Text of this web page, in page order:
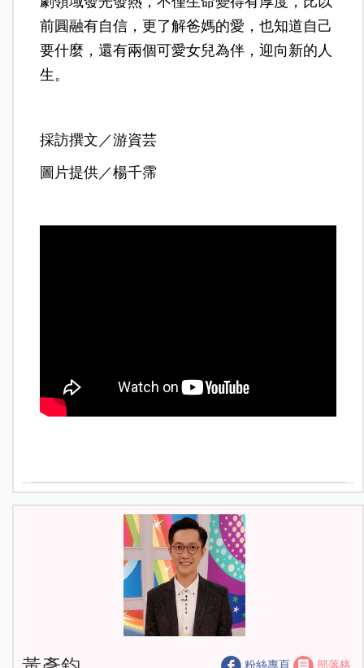
前圓融有自信，更了解爸媽的愛，也知道自己
要什麼，還有兩個可愛女兒為伴，迎向新的人
生。
採訪撰文／游資芸
圖片提供／楊千霈
粉絲專頁 部落格